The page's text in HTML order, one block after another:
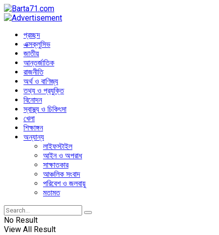
প্রচ্ছদ
এক্সক্লুসিভ
জাতীয়
আন্তর্জাতিক
রাজনীতি
অর্থ ও বাণিজ্য
তথ্য ও প্রযুক্তি
বিনোদন
স্বাস্থ্য ও চিকিৎসা
খেলা
শিক্ষাঙ্গন
অন্যান্য
লাইফস্টাইল
আইন ও অপরাধ
সাক্ষাতকার
আঞ্চলিক সংবাদ
পরিবেশ ও জলবায়ু
মতামত
No Result
View All Result